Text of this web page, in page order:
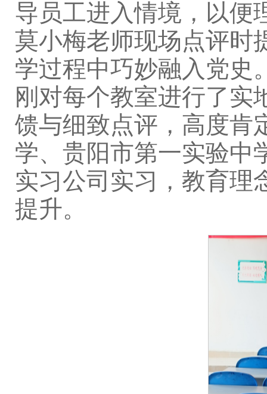
导员工进入情境，以便
莫小梅老师现场点评时
学过程中巧妙融入党史
刚对每个教室进行了实
馈与细致点评，高度肯
学、贵阳市第一实验中
实习公司实习，教育理
提升。